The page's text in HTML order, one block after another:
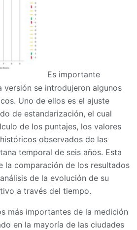
Es importante
versión se introdujeron algunos
Uno de ellos es el ajuste
de estandarización, el cual
de los puntajes, los valores
observados de las
temporal de seis años. Esta
la comparación de los resultados
de la evolución de su
a través del tiempo.
más importantes de la medición
en la mayoría de las ciudades